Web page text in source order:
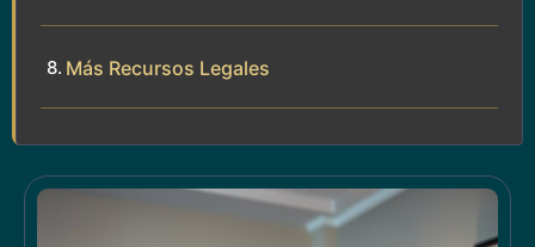
Más Recursos Legales